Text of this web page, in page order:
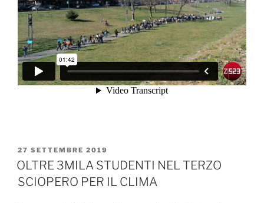
PUBBLICATO
IL
27 SETTEMBRE 2019
OLTRE 3MILA STUDENTI NEL TERZO
SCIOPERO PER IL CLIMA